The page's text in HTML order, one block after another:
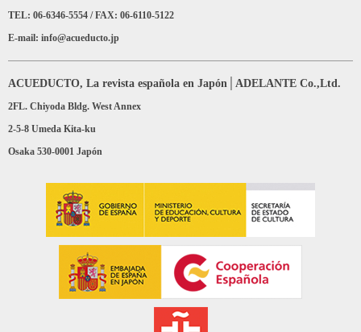
TEL: 06-6346-5554 / FAX: 06-6110-5122
E-mail: info@acueducto.jp
ACUEDUCTO, La revista española en Japón│ADELANTE Co.,Ltd.
2FL. Chiyoda Bldg. West Annex
2-5-8 Umeda Kita-ku
Osaka 530-0001 Japón